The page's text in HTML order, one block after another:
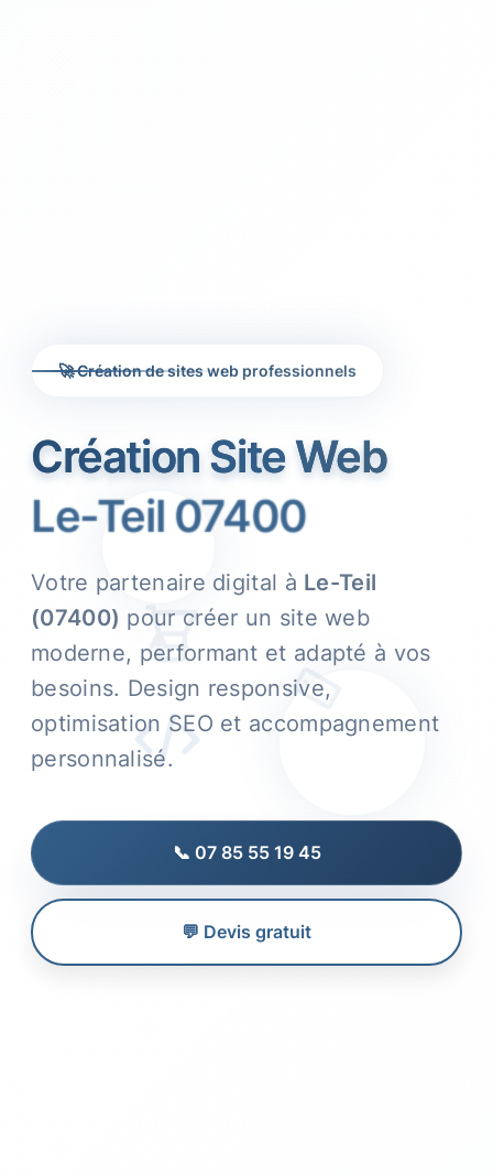
🚀 Création de sites web professionnels
Création Site Web
Le-Teil 07400
Votre partenaire digital à Le-Teil
(07400) pour créer un site web
moderne, performant et adapté à vos
besoins. Design responsive,
optimisation SEO et accompagnement
personnalisé.
📞 07 85 55 19 45
💬 Devis gratuit